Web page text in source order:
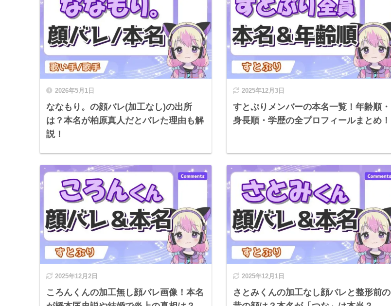
2026年5月1日
ななもり。の顔バレ(加工なし)の出所
は？本名が柏原真人だとバレた理由も解
説！
2025年12月3日
すとぷりメンバーの本名一覧！年齢順・
身長順・学歴の全プロフィールまとめ！
2025年12月2日
ころんくんの加工無し顔バレ画像！本名
2025年12月1日
さとみくんの加工なし顔バレと整形前の